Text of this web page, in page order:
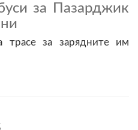
за Пазарджик
трасе за зарядните им